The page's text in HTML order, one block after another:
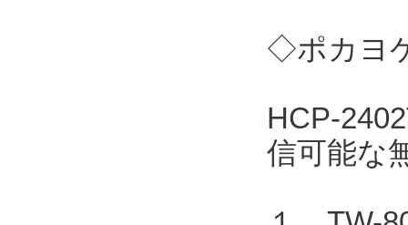
◇ポカヨ
HCP-
信可能な